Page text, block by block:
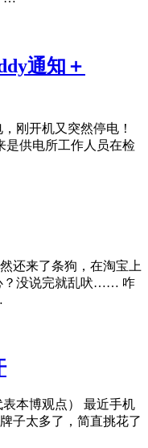
通知＋
刚开机又突然停电！
供电所工作人员在检
还来了条狗，在淘宝上
？没说完就乱吠…… 咋
表本博观点） 最近手机
子太多了，简直挑花了